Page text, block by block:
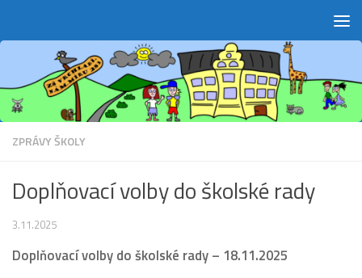
ZPRÁVY ŠKOLY
Doplňovací volby do školské rady
3.11.2025
Doplňovací volby do školské rady – 18.11.2025